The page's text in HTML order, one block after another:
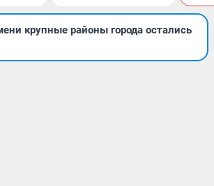
крупные районы города остались